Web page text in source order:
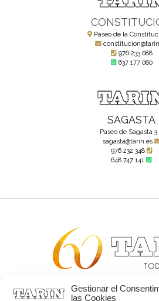
Gestionar el
las Cookies
Paseo de la
976 233 088
637 177 080
SAGASTA
Paseo de Sagasta 3
sagasta@tarin.es
976 232 348
648 747 141
Alta joyería